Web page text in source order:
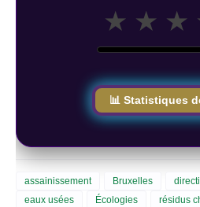
★ ★ ★
📊 Statistiques
assainissement Bruxelles
eaux usées
Écologies
résidus